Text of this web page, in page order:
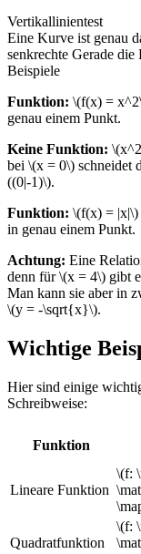
Vertikallinientest
Eine Kurve ist genau
senkrechte Gerade die
Beispiele
Funktion: \(f(x) =
genau einem Punkt.
Keine Funktion:
bei \(x = 0\) schneidet
((0|-1)\).
Funktion: \(f(x) = |x|\)
in genau einem Punkt.
Achtung: Eine
denn für \(x = 4\) gibt
Man kann sie aber in
\(y = -\sqrt{x}\).
Wichtige
Hier sind einige
Schreibweise:
Funktion
Lineare Funktion
\(f:
Quadratfunktion
\(f: